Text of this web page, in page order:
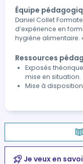
Équipe
Daniel Collet
d’expérience en
hygiène alimentaire.
Ressources
Exposés
mise en situation.
Mise à
Je veux en